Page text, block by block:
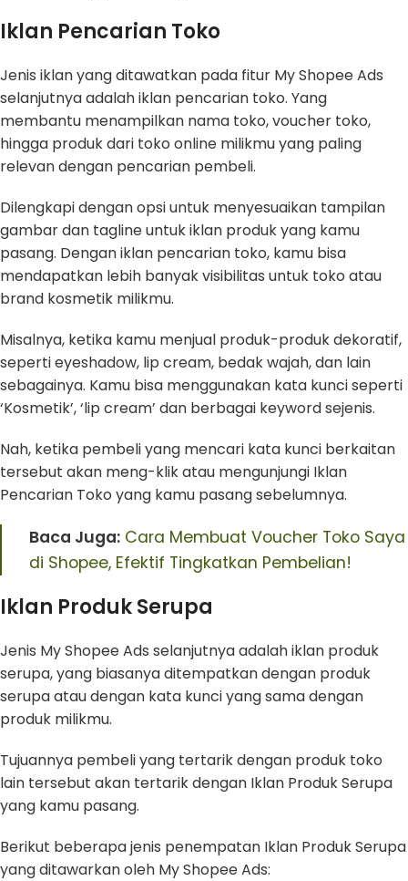
Iklan Pencarian Toko
Jenis iklan yang ditawatkan pada fitur My Shopee Ads
selanjutnya adalah iklan pencarian toko. Yang
membantu menampilkan nama toko, voucher toko,
hingga produk dari toko online milikmu yang paling
relevan dengan pencarian pembeli.
Dilengkapi dengan opsi untuk menyesuaikan tampilan
gambar dan tagline untuk iklan produk yang kamu
pasang. Dengan iklan pencarian toko, kamu bisa
mendapatkan lebih banyak visibilitas untuk toko atau
brand kosmetik milikmu.
Misalnya, ketika kamu menjual produk-produk dekoratif,
seperti eyeshadow, lip cream, bedak wajah, dan lain
sebagainya. Kamu bisa menggunakan kata kunci seperti
‘Kosmetik’, ‘lip cream’ dan berbagai keyword sejenis.
Nah, ketika pembeli yang mencari kata kunci berkaitan
tersebut akan meng-klik atau mengunjungi Iklan
Pencarian Toko yang kamu pasang sebelumnya.
Baca Juga: Cara Membuat Voucher Toko Saya
di Shopee, Efektif Tingkatkan Pembelian!
Iklan Produk Serupa
Jenis My Shopee Ads selanjutnya adalah iklan produk
serupa, yang biasanya ditempatkan dengan produk
serupa atau dengan kata kunci yang sama dengan
produk milikmu.
Tujuannya pembeli yang tertarik dengan produk toko
lain tersebut akan tertarik dengan Iklan Produk Serupa
yang kamu pasang.
Berikut beberapa jenis penempatan Iklan Produk Serupa
yang ditawarkan oleh My Shopee Ads: